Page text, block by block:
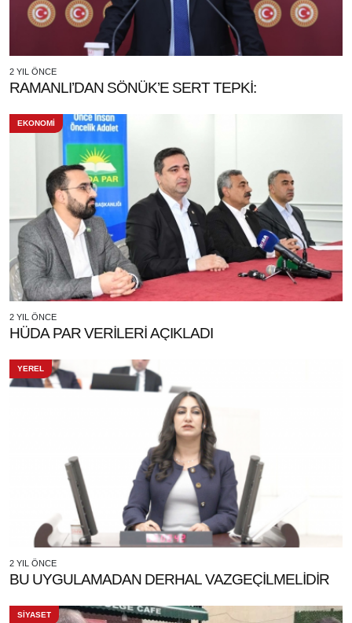
2 YIL ÖNCE
RAMANLI’DAN SÖNÜK’E SERT TEPKİ:
EKONOMİ
2 YIL ÖNCE
HÜDA PAR VERİLERİ AÇIKLADI
YEREL
2 YIL ÖNCE
BU UYGULAMADAN DERHAL VAZGEÇİLMELİDİR
SİYASET